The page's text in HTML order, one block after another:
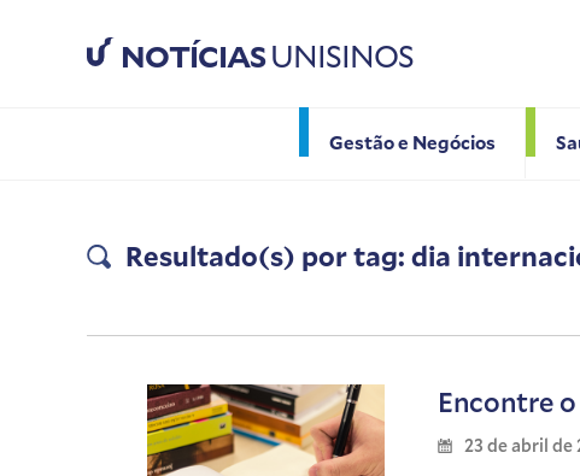
NOTÍCIASUNISINOS
Gestão e Negócios
Resultado(s) por tag: dia
Encontre o
23 de abril de